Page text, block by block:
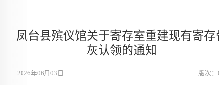
凤台县殡仪馆关于寄存室重建现有寄存
灰认领的通知
版次：
2026年06月03日